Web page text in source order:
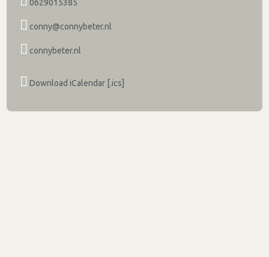
0629015385
conny@connybeter.nl
connybeter.nl
Download iCalendar [.ics]